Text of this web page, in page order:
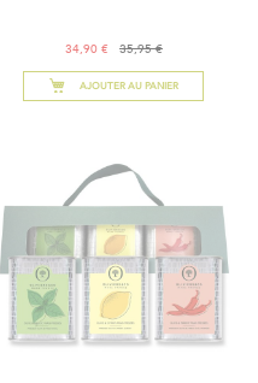
34,90 € 35,95 €
AJOUTER AU PANIER